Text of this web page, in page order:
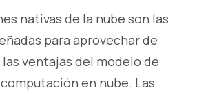
nativas de la nube son las
para aprovechar de
ventajas del modelo de
en nube. Las